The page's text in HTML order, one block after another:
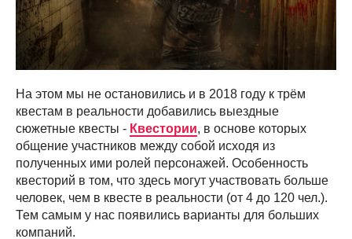
На этом мы не остановились и в 2018 году к трём
квестам в реальности добавились выездные
сюжетные квесты - Квестории, в основе которых
общение участников между собой исходя из
полученных ими ролей персонажей. Особенность
квесторий в том, что здесь могут участвовать больше
человек, чем в квесте в реальности (от 4 до 120 чел.).
Тем самым у нас появились варианты для больших
компаний.